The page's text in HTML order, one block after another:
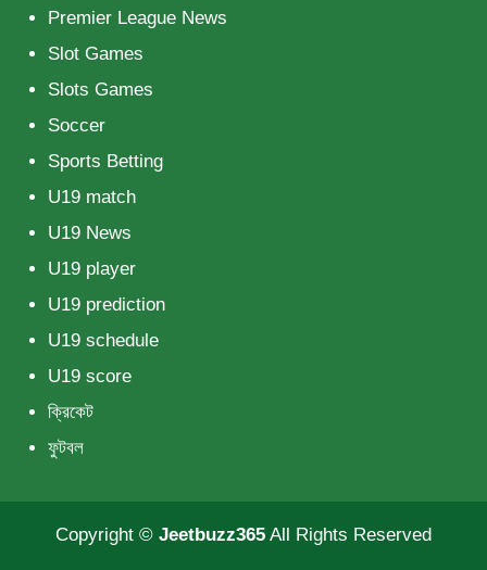
Premier League News
Slot Games
Slots Games
Soccer
Sports Betting
U19 match
U19 News
U19 player
U19 prediction
U19 schedule
U19 score
ক্রিকেট
ফুটবল
Copyright © Jeetbuzz365 All Rights Reserved